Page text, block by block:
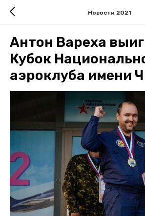
Новости 2021
Антон Вареха
Кубок
аэроклуба имени